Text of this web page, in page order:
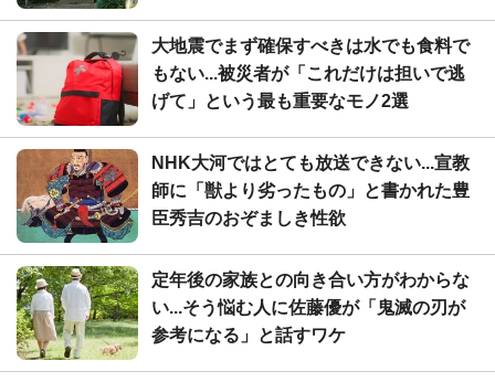
大地震でまず確保すべきは水でも食料で
もない...被災者が「これだけは担いで逃
げて」という最も重要なモノ2選
NHK大河ではとても放送できない...宣教
師に「獣より劣ったもの」と書かれた豊
臣秀吉のおぞましき性欲
定年後の家族との向き合い方がわからな
い...そう悩む人に佐藤優が「鬼滅の刃が
参考になる」と話すワケ